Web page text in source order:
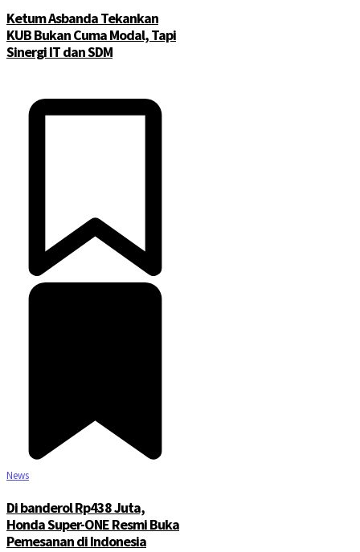
Ketum Asbanda Tekankan
KUB Bukan Cuma Modal, Tapi
Sinergi IT dan SDM
News
Di banderol Rp438 Juta,
Honda Super-ONE Resmi Buka
Pemesanan di Indonesia